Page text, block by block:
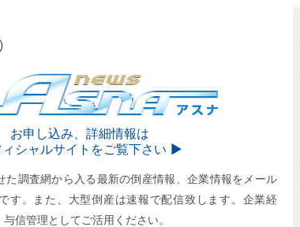
お申し込み、詳細情報は
ィシャルサイトをご覧下さい ▶︎
た調査網から入る最新の倒産情報、企業情報をメール
す。また、大型倒産は速報で配信致します。企業経
信管理としてご活用ください。